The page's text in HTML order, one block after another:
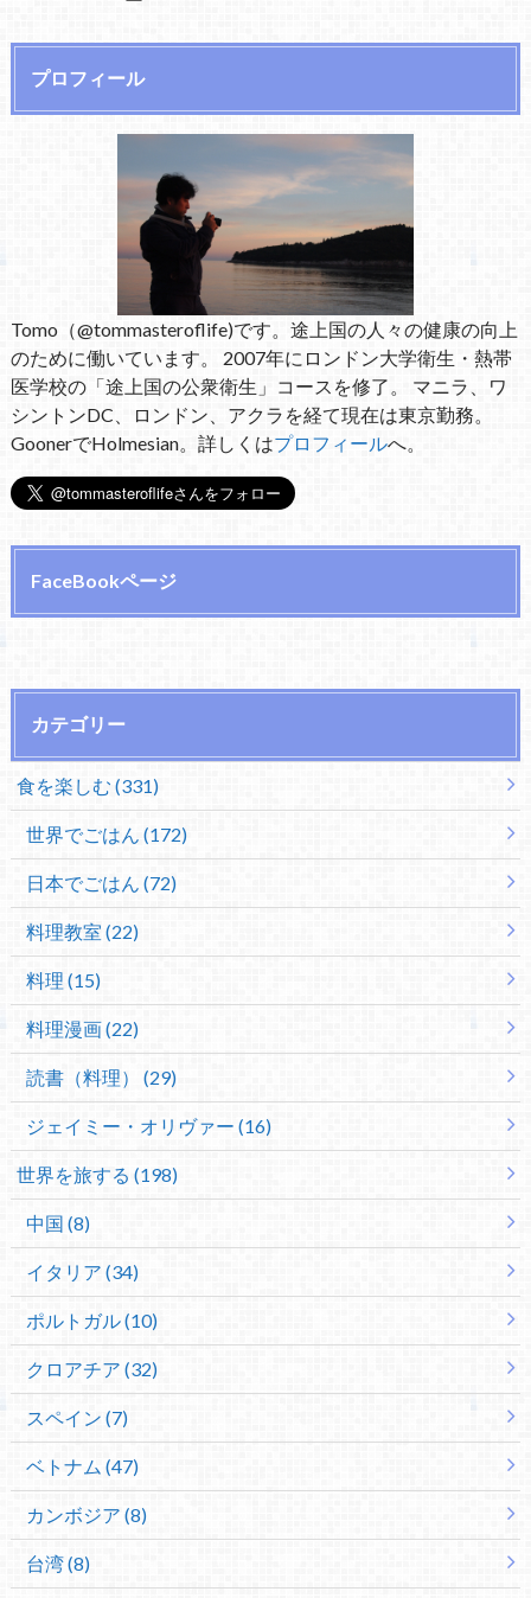
プロフィール
Tomo（@tommasteroflife)です。途上国の人々の健康の向上
のために働いています。 2007年にロンドン大学衛生・熱帯
医学校の「途上国の公衆衛生」コースを修了。 マニラ、ワ
シントンDC、ロンドン、アクラを経て現在は東京勤務。
GoonerでHolmesian。詳しくはプロフィールへ。
FaceBookページ
カテゴリー
食を楽しむ (331)
世界でごはん (172)
日本でごはん (72)
料理教室 (22)
料理 (15)
料理漫画 (22)
読書（料理） (29)
ジェイミー・オリヴァー (16)
世界を旅する (198)
中国 (8)
イタリア (34)
ポルトガル (10)
クロアチア (32)
スペイン (7)
ベトナム (47)
カンボジア (8)
台湾 (8)